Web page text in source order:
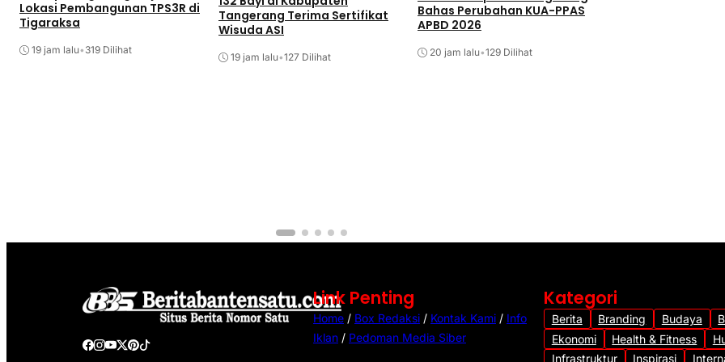
Lokasi Pembangunan TPS3R di
Tigaraksa
19 jam lalu• 319 Dilihat
Tangerang Terima Sertifikat
Wisuda ASI
19 jam lalu•127 Dilihat
Bahas Perubahan KUA-PPAS
APBD 2026
20 jam lalu•129 Dilihat
Link Penting
Home / Box Redaksi / Kontak Kami / Info
Iklan / Pedoman Media Siber
Kategori
Berita Branding Budaya
Ekonomi
Health & Fitness
Infrastruktur
Inspirasi